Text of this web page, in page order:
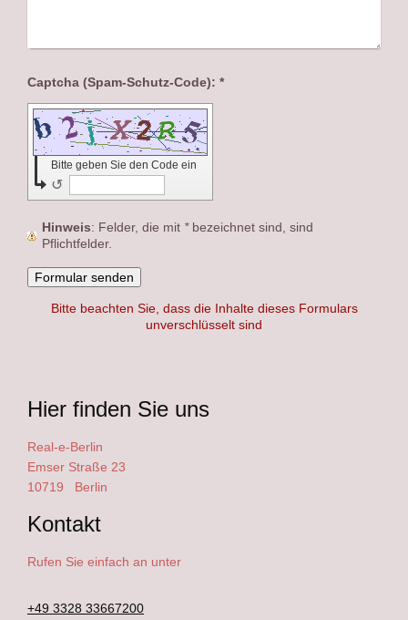
Captcha (Spam-Schutz-Code): *
Bitte geben Sie den Code ein
↺
Hinweis : Felder, die mit *bezeichnet sind, sind
Pflichtfelder.
Bitte beachten Sie, dass die Inhalte dieses Formulars
unverschlüsselt sind
Hier finden Sie uns
Real-e-Berlin
Emser Straße 23
10719
Berlin
Kontakt
Rufen Sie einfach an unter
+49 3328 33667200